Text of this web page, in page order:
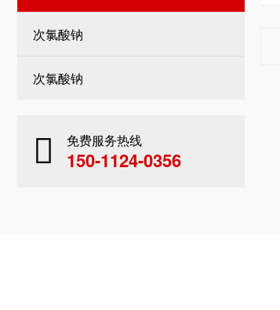
次氯酸钠
次氯酸钠
免费服务热线
150-1124-0356